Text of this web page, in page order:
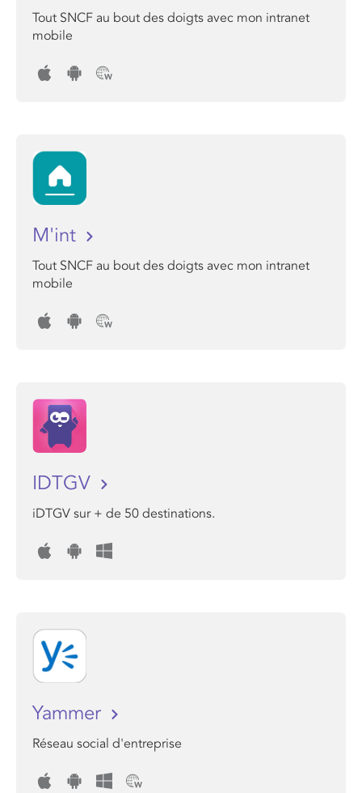
Tout SNCF au bout des doigts avec mon intranet
mobile
M'int
Tout SNCF au bout des doigts avec mon intranet
mobile
IDTGV
iDTGV sur + de 50 destinations.
Yammer
Réseau social d'entreprise